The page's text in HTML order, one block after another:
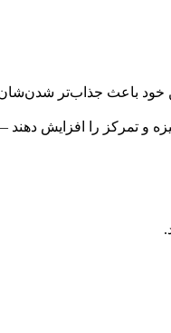
خود باعث جذاب‌تر
و تمرکز را افزایش